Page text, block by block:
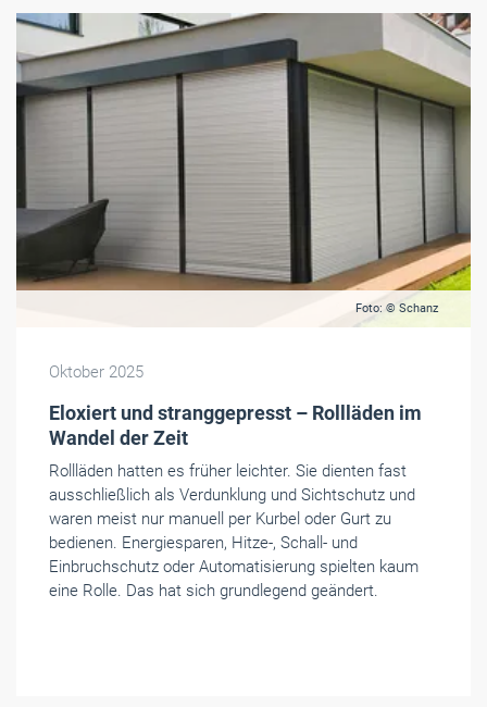
Foto: © Schanz
Oktober 2025
Eloxiert und stranggepresst – Rollläden im
Wandel der Zeit
Rollläden hatten es früher leichter. Sie dienten fast
ausschließlich als Verdunklung und Sichtschutz und
waren meist nur manuell per Kurbel oder Gurt zu
bedienen. Energiesparen, Hitze-, Schall- und
Einbruchschutz oder Automatisierung spielten kaum
eine Rolle. Das hat sich grundlegend geändert.